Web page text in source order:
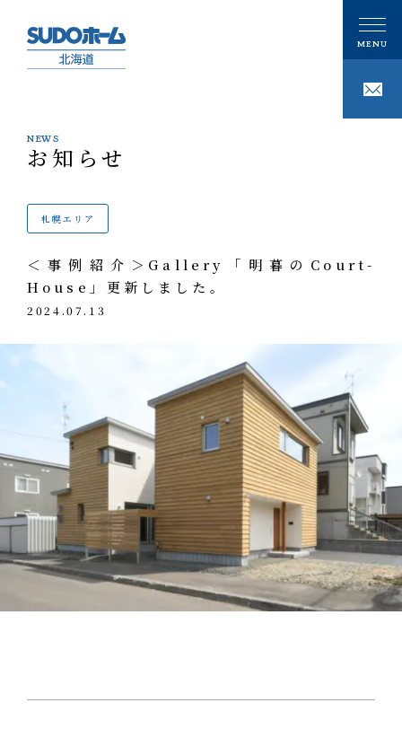
CONCEPT
PHILOSOPHY
私たちの家づくり
注文住宅
技術
リノベーション
家づくりの流れ
施工エリア
メンテナンスと補償
GALLERY
お客様の声
お知らせ
OPENHOUSE
オープンハウス
EVENT
イベント情報
見せます建築現場
NEWS
お知らせ
札幌エリア
＜事例紹介＞Gallery「明暮のCourt-
House」更新しました。
2024.07.13